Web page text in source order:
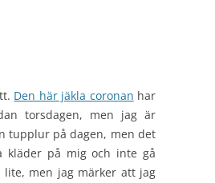
Den här jäkla coronan har
torsdagen, men jag är
tupplur på dagen, men det
kläder på mig och inte gå
lite, men jag märker att jag